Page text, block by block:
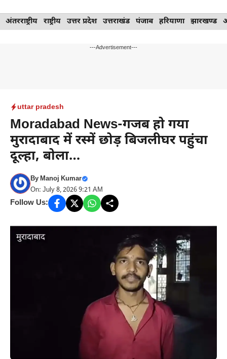
Skip
to
अंतरराष्ट्रीय राष्ट्रीय उत्तर प्रदेश उत्तराखंड पंजाब हरियाणा झारखण्ड
---Advertisement---
uttar pradesh
Moradabad News-गजब हो गया
मुरादाबाद में रस्में छोड़ बिजलीघर पहुंचा
दूल्हा, बोला…
ByManoj Kumar
On: July 8, 2026 9:21 AM
Follow Us: